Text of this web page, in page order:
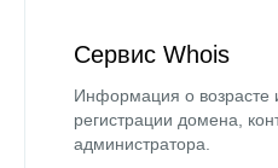
Сервис Whois
Информация о возрасте
регистрации домена,
администратора.